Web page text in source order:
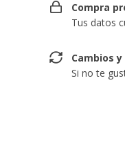
Compra
Tus datos
Cambios
Si no te